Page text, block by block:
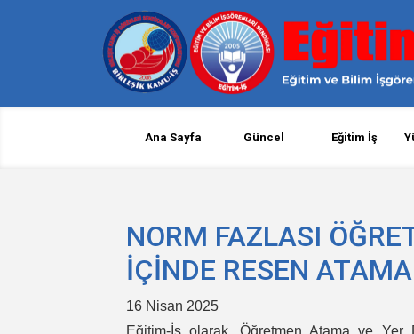
Ana Sayfa Güncel Eğitim İş
NORM FAZLASI
İÇİNDE RESEN
16 Nisan 2025
Eğitim-İş olarak, Öğretmen Atama ve Yer